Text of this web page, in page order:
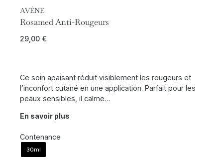
AVÈNE
Rosamed Anti-Rougeurs
29,00 €
Ce soin apaisant réduit visiblement les rougeurs et
l’inconfort cutané en une application. Parfait pour les
peaux sensibles, il calme…
En savoir plus
Contenance
30ml